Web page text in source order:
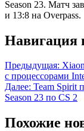
Season 23. Матч
и 13:8 на Overpass.
Навигация
Предыдущая:
с процессорами
Далее: Team Spirit
Season 23 по CS 2
Похожие